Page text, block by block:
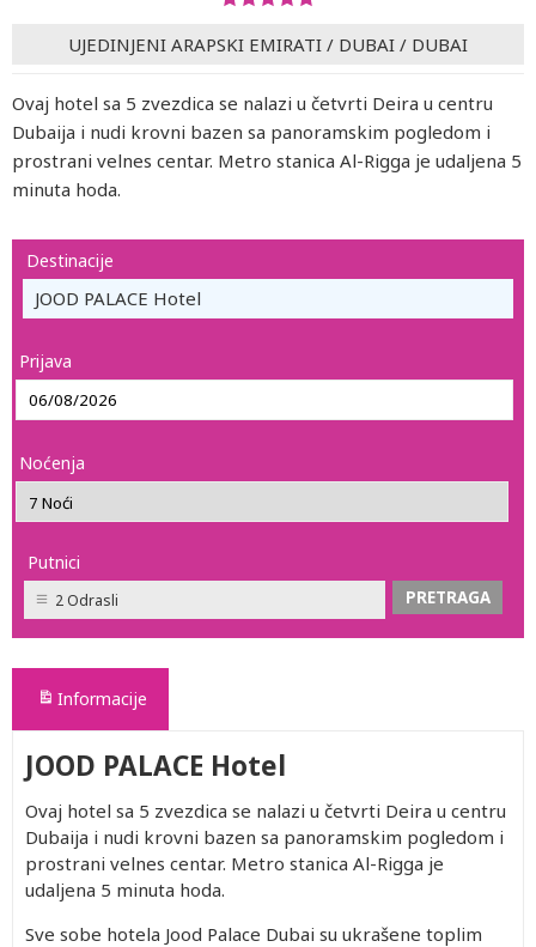
UJEDINJENI ARAPSKI EMIRATI / DUBAI / DUBAI
Ovaj hotel sa 5 zvezdica se nalazi u četvrti Deira u centru
Dubaija i nudi krovni bazen sa panoramskim pogledom i
prostrani velnes centar. Metro stanica Al-Rigga je udaljena 5
minuta hoda.
Destinacije
JOOD PALACE Hotel
Prijava
Noćenja
Putnici
2 Odrasli
Informacije
JOOD PALACE Hotel
Ovaj hotel sa 5 zvezdica se nalazi u četvrti Deira u centru
Dubaija i nudi krovni bazen sa panoramskim pogledom i
prostrani velnes centar. Metro stanica Al-Rigga je
udaljena 5 minuta hoda.
Sve sobe hotela Jood Palace Dubai su ukrašene toplim